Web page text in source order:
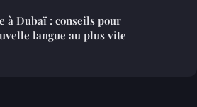
à Dubaï : conseils pour
langue au plus vite